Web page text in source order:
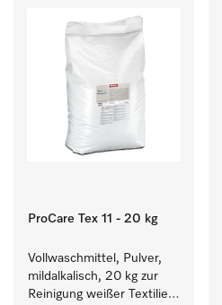
ProCare Tex 11 - 20 kg
Vollwaschmittel, Pulver,
mildalkalisch, 20 kg zur
Reinigung weißer Textilien